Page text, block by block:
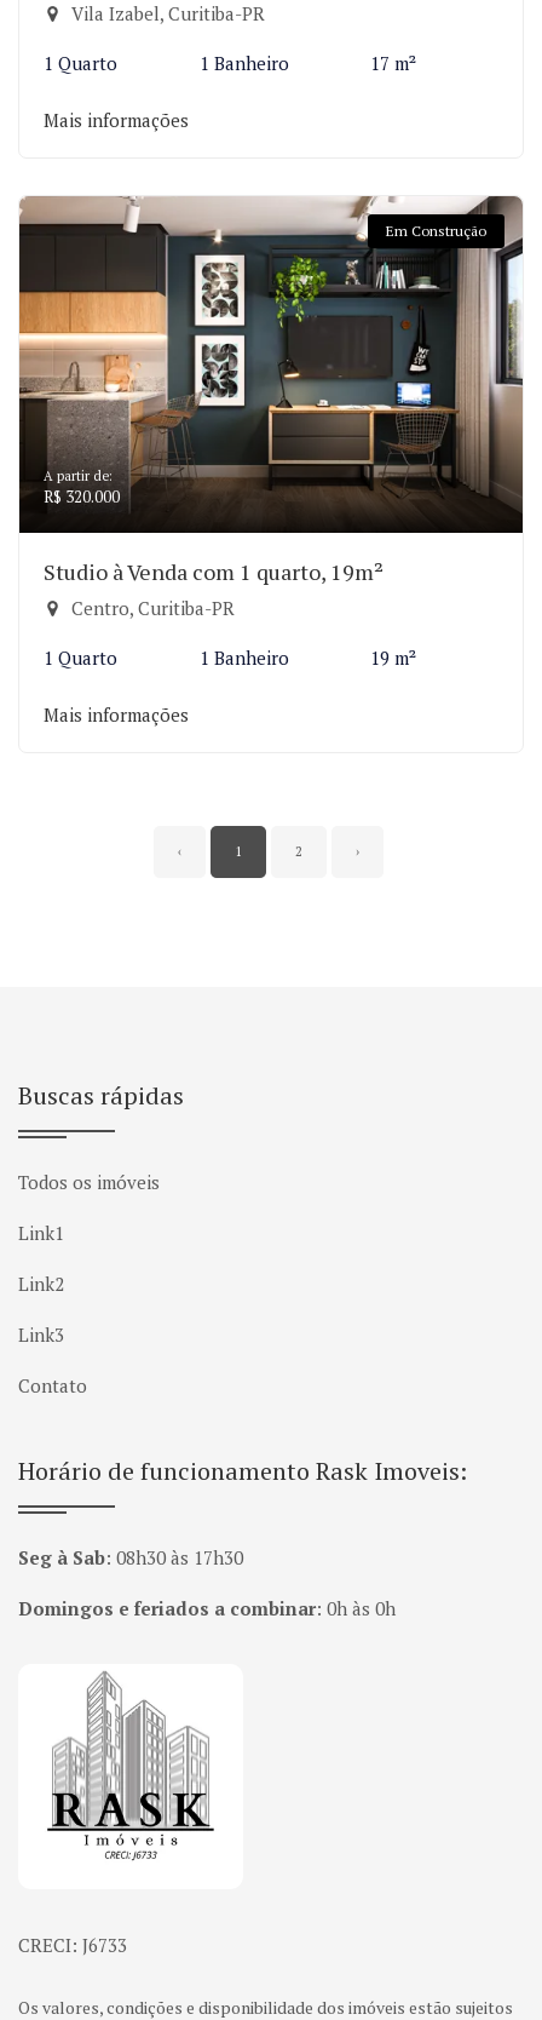
Vila Izabel, Curitiba-PR
1 Quarto 1 Banheiro 17 m²
Mais informações
Em Construção
A partir de:
R$ 320.000
Studio à Venda com 1 quarto, 19m²
Centro, Curitiba-PR
1 Quarto 1 Banheiro 19 m²
Mais informações
‹ 1 2 ›
Buscas rápidas
Todos os imóveis
Link1
Link2
Link3
Contato
Horário de funcionamento Rask Imoveis:
Seg à Sab: 08h30 às 17h30
Domingos e feriados a combinar: 0h às 0h
Página inicial
CRECI: J6733
Os valores, condições e disponibilidade dos imóveis estão sujeitos